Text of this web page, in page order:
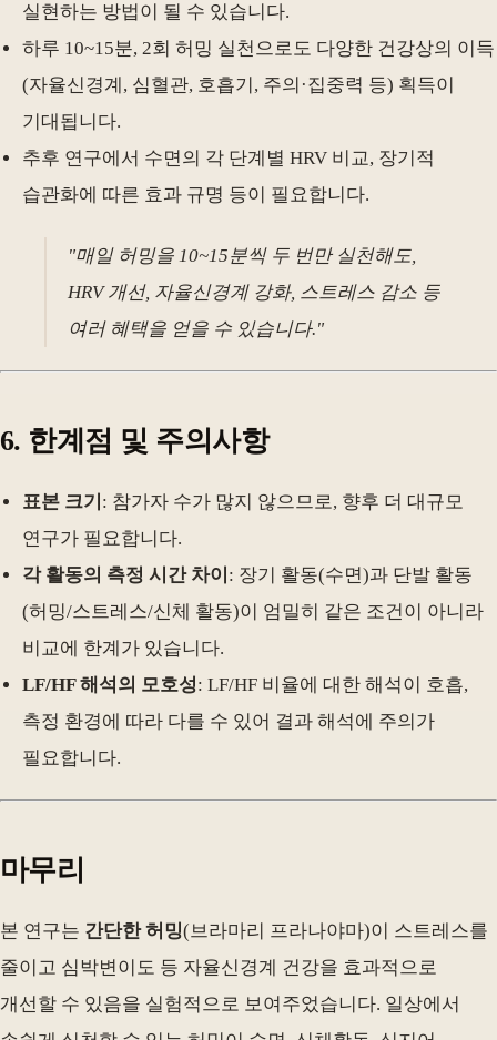
실현하는 방법이 될 수 있습니다.
하루 10~15분, 2회 허밍 실천으로도 다양한 건강상의 이득
(자율신경계, 심혈관, 호흡기, 주의·집중력 등) 획득이
기대됩니다.
추후 연구에서 수면의 각 단계별 HRV 비교, 장기적
습관화에 따른 효과 규명 등이 필요합니다.
"매일 허밍을 10~15분씩 두 번만 실천해도,
HRV 개선, 자율신경계 강화, 스트레스 감소 등
여러 혜택을 얻을 수 있습니다."
6. 한계점 및 주의사항
표본 크기 : 참가자 수가 많지 않으므로, 향후 더 대규모
연구가 필요합니다.
각 활동의 측정 시간 차이 : 장기 활동(수면)과 단발 활동
(허밍/스트레스/신체 활동)이 엄밀히 같은 조건이 아니라
비교에 한계가 있습니다.
LF/HF 해석의 모호성: LF/HF 비율에 대한 해석이 호흡,
측정 환경에 따라 다를 수 있어 결과 해석에 주의가
필요합니다.
마무리
본 연구는 간단한 허밍(브라마리 프라나야마)이 스트레스를
줄이고 심박변이도 등 자율신경계 건강을 효과적으로
개선할 수 있음을 실험적으로 보여주었습니다. 일상에서